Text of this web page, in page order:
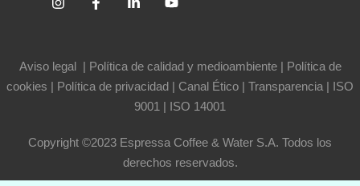
Aviso legal | Política de calidad y medioambiente| Política de
cookies | Política de privacidad | Canal Ético | Transparencia | ISO
9001 | ISO 14001
Copyright ©2023 Espressa Coffee & Water S.A. Todos los
derechos reservados.